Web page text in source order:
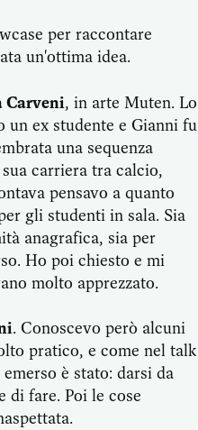
per raccontare
un'ottima idea.
Carveni, in arte Muten. Lo
un ex studente e Gianni fu
una sequenza
carriera tra calcio,
pensavo a quanto
gli studenti in sala. Sia
anagrafica, sia per
Ho poi chiesto e mi
molto apprezzato.
. Conoscevo però alcuni
pratico, e come nel talk
è stato: darsi da
di fare. Poi le cose